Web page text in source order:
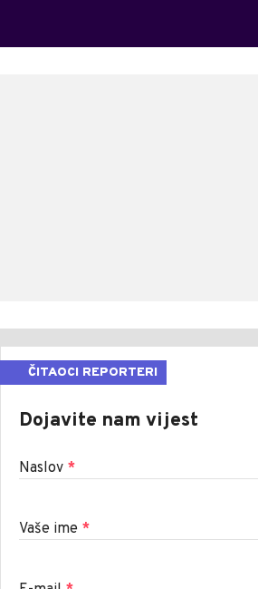
ČITAOCI REPORTERI
Dojavite nam vijest
Naslov *
Vaše ime *